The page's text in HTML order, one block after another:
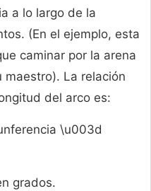
a lo largo de la
(En el ejemplo, esta
caminar por la arena
maestro). La relación
del arco es:
\u003d
grados.